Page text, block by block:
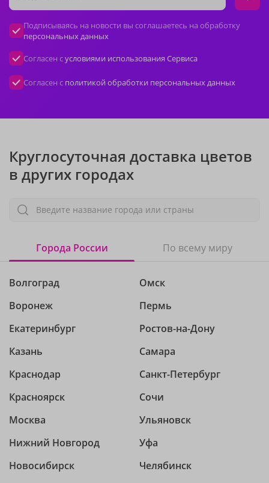
Подписываясь на новости вы соглашаетесь на обработку
персональных данных
Согласен сусловиями использования Сервиса
Согласен с политикой обработки персональных данных
Круглосуточная доставка цветов
в других городах
Введите название города или страны
Города России По всему миру
Волгоград
Воронеж
Екатеринбург
Казань
Краснодар
Красноярск
Москва
Нижний Новгород
Новосибирск
Омск
Пермь
Ростов-на-Дону
Самара
Санкт-Петербург
Сочи
Ульяновск
Уфа
Челябинск